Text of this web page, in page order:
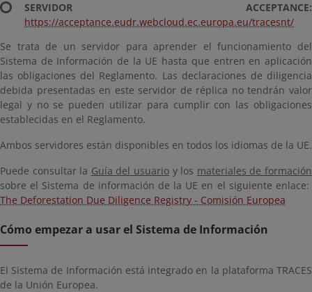
SERVIDOR ACCEPTANCE:
https://acceptance.eudr.webcloud.ec.europa.eu/tracesnt/
Se trata de un servidor para aprender el funcionamiento del
Sistema de Información de la UE hasta que entren en aplicación
las obligaciones del Reglamento. Las declaraciones de diligencia
debida presentadas en este servidor de réplica no tendrán valor
legal y no se pueden utilizar para cumplir con las obligaciones
establecidas en el Reglamento.
Ambos servidores están disponibles en todos los idiomas de la UE.
Puede consultar la Guía del usuario y los materiales de formación
sobre el Sistema de información de la UE en el siguiente enlace:
The Deforestation Due Diligence Registry - Comisión Europea
Cómo empezar a usar el Sistema de Información
El Sistema de Información está integrado en la plataforma TRACES
de la Unión Europea.